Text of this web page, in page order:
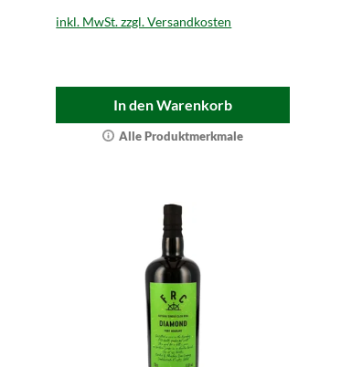
inkl. MwSt. zzgl. Versandkosten
In den Warenkorb
Alle Produktmerkmale